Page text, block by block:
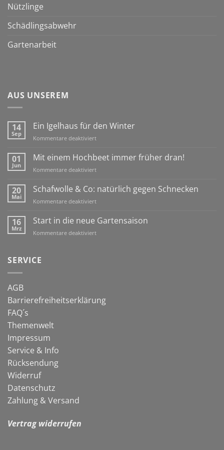
Nützlinge
Schädlingsabwehr
Gartenarbeit
AUS UNSEREM
14
Sep
Ein Igelhaus für den Winter
Kommentare deaktiviertfür
Igelhaus
den
01
Jun
Mit einem Hochbeet immer früher dran!
Kommentare deaktiviertfür
einem
immer
dran!
20
Mai
Schafwolle & Co: natürlich gegen Schnecken
Kommentare deaktiviertfür
&
natürlich
16
Mrz
Start in die neue Gartensaison
Kommentare deaktiviertfür
SERVICE
AGB
Barrierefreiheitserklärung
FAQ´s
Themenwelt
Impressum
Service & Info
Rücksendung
Widerruf
Datenschutz
Zahlung & Versand
Vertrag widerrufen